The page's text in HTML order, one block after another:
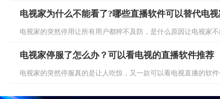
电视家为什么不能看了?哪些直播软件可以替代电
电视家的突然停用让所有用户都猝不及防，是什么原因让电视家
电视家停服了怎么办？可以看电视的直播软件推荐
电视家的突然停服真的是让人吃惊，又一款可以看电视直播的软